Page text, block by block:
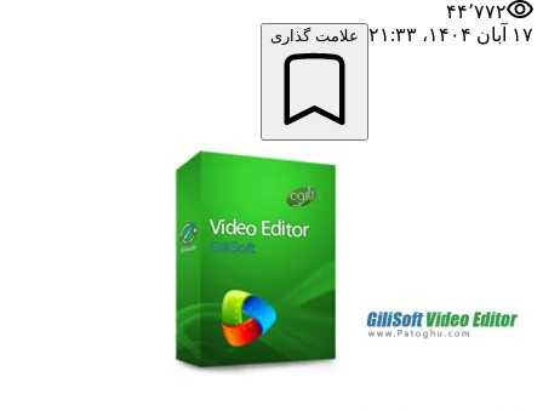
۴۴٬۷۷۲
۱۷ آبان ۱۴۰۴،‏ ۲۱:۳۳
علامت گذاری